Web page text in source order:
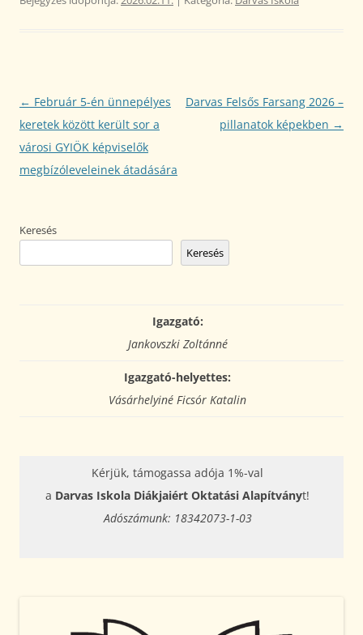
Bejegyzés
navigáció
← Február 5-én ünnepélyes
keretek között került sor a
városi GYIÖK képviselők
megbízóleveleinek átadására
Darvas Felsős Farsang 2026 –
pillanatok képekben →
Keresés
Keresés
Igazgató:
Jankovszki Zoltánné
Igazgató-helyettes:
Vásárhelyiné Ficsór Katalin
Kérjük, támogassa adója 1%-val
a Darvas Iskola Diákjaiért Oktatási Alapítványt!
Adószámunk: 18342073-1-03